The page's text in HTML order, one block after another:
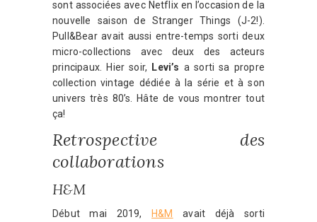
sont associées avec Netflix en l’occasion de la
nouvelle saison de Stranger Things (J-2!).
Pull&Bear avait aussi entre-temps sorti deux
micro-collections avec deux des acteurs
principaux. Hier soir,
Levi’s a sorti sa propre
collection vintage dédiée à la série et à son
univers très 80’s. Hâte de vous montrer tout
ça!
Retrospective des
collaborations
H&M
Début mai 2019, H&M
avait déjà sorti